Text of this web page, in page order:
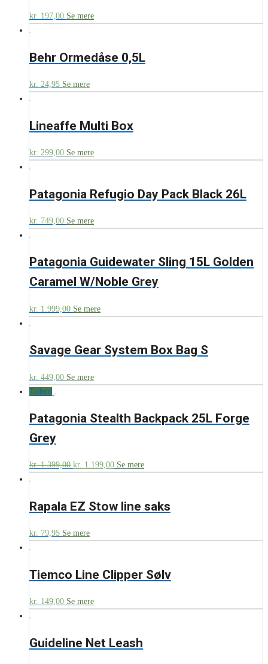
kr. 197,00 Se mere
Behr Ormedåse 0,5L
kr. 24,95 Se mere
Lineaffe Multi Box
kr. 299,00 Se mere
Patagonia Refugio Day Pack Black 26L
kr. 749,00 Se mere
Patagonia Guidewater Sling 15L Golden
Caramel W/Noble Grey
kr. 1.999,00 Se mere
Savage Gear System Box Bag S
kr. 449,00 Se mere
Tilbud
Patagonia Stealth Backpack 25L Forge
Grey
kr.1.399,00 kr. 1.199,00 Se mere
Rapala EZ Stow line saks
kr. 79,95 Se mere
Tiemco Line Clipper Sølv
kr. 149,00 Se mere
Guideline Net Leash